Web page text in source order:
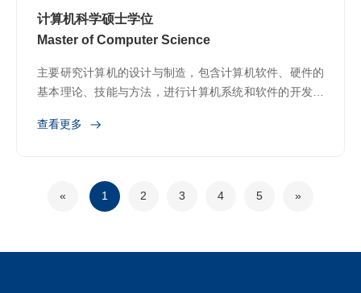
计算机科学硕士学位
Master of Computer Science
主要研究计算机的设计与制造，包含计算机软件、硬件的
基本理论、技能与方法，进行计算机系统和软件的开发与
查看更多
« 1 2 3 4 5 »